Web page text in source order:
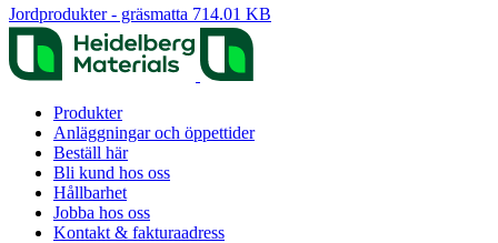
Jordprodukter - gräsmatta 714.01 KB
Produkter
Anläggningar och öppettider
Beställ här
Bli kund hos oss
Hållbarhet
Jobba hos oss
Kontakt & fakturaadress